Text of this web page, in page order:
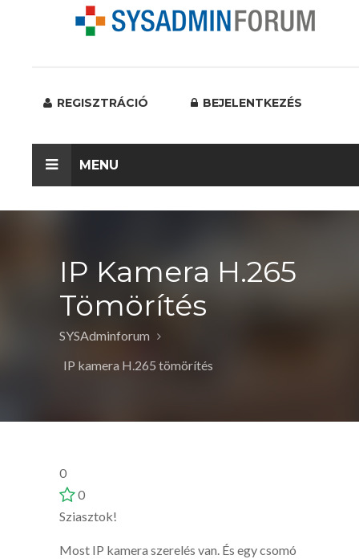
REGISZTRÁCIÓ BEJELENTKEZÉS
MENU
IP Kamera H.265
Tömörítés
SYSAdminforum
IP kamera H.265 tömörítés
0
0
Sziasztok!
Most IP kamera szerelés van. És egy csomó